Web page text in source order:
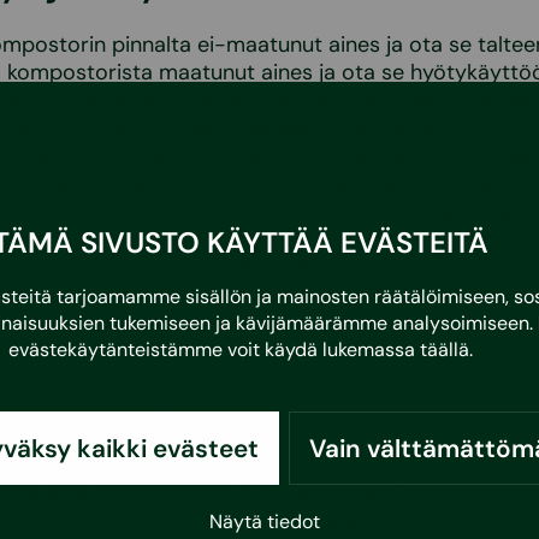
SIVUSTO KÄYTTÄÄ EVÄSTEITÄ
tarjoamamme sisällön ja mainosten räätälöimiseen,
tukemiseen ja kävijämäärämme analysoimiseen.
evästekäytänteistämme voit käydä lukemassa täällä.
kaikki evästeet Vain
Näytä tiedot
pinnalta ei-maatunut aines ja ota se
kompostorista maatunut aines ja ota se
laakerit) huolehdi niiden voitelusta.
jälkeen kompostorin pohjalle tyhjennyksen
sekä pieneliökantaa tarpeeksi, sillä ne
1:4, merilevää, nokkosvettä, lämmintä vettä,
ostettua kompostiherätettä).
aines takaisin kompostoriin ja möyhennä
Komposti tarvitsee happea toimiakseen.
kompostoria n. 3 kk välein, puhdista samalla
aina kompostorin valmistajan ohjeita.
Sustera